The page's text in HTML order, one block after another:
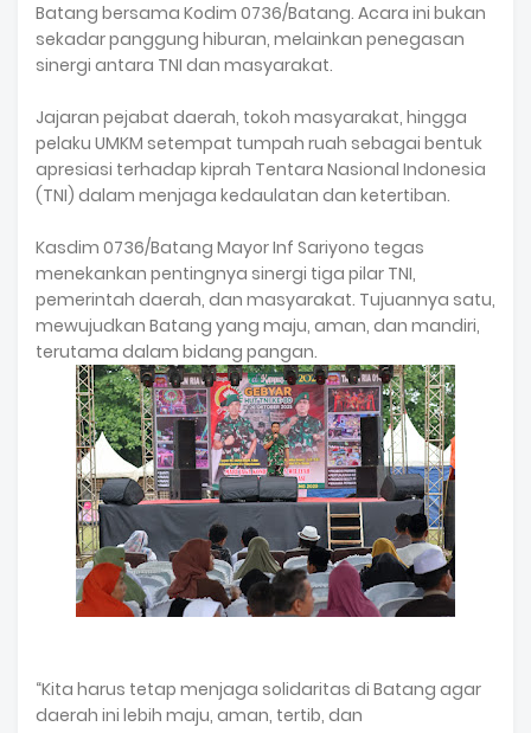
Batang bersama Kodim 0736/Batang. Acara ini bukan
sekadar panggung hiburan, melainkan penegasan
sinergi antara TNI dan masyarakat.
Jajaran pejabat daerah, tokoh masyarakat, hingga
pelaku UMKM setempat tumpah ruah sebagai bentuk
apresiasi terhadap kiprah Tentara Nasional Indonesia
(TNI) dalam menjaga kedaulatan dan ketertiban.
Kasdim 0736/Batang Mayor Inf Sariyono tegas
menekankan pentingnya sinergi tiga pilar TNI,
pemerintah daerah, dan masyarakat. Tujuannya satu,
mewujudkan Batang yang maju, aman, dan mandiri,
terutama dalam bidang pangan.
“Kita harus tetap menjaga solidaritas di Batang agar
daerah ini lebih maju, aman, tertib, dan